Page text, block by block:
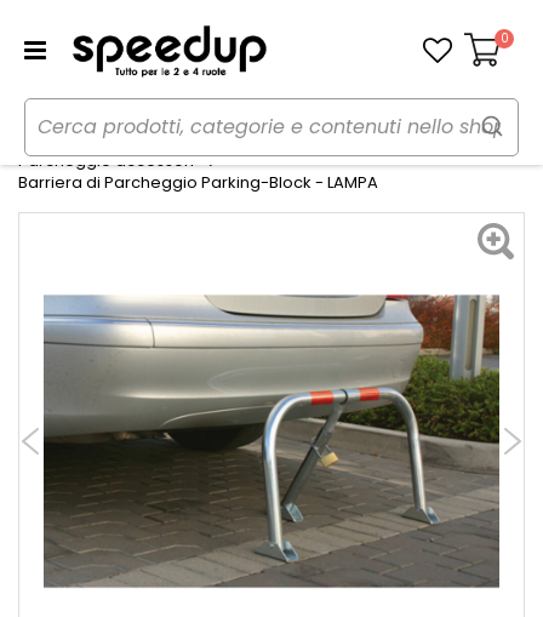
Carrello
0
Home Auto
Garage, parcheggio e stoccaggio
Parcheggio accessori
Barriera di Parcheggio Parking-Block - LAMPA